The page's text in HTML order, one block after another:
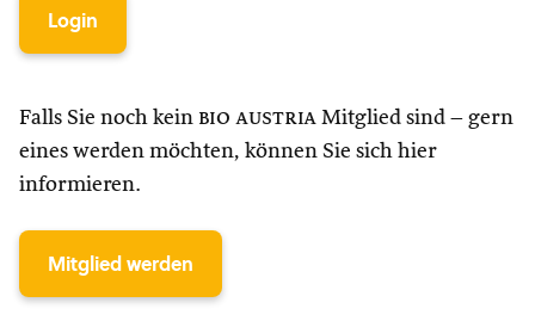
Login
Falls Sie noch kein bio austria Mitglied sind – gern
eines werden möchten, können Sie sich hier
informieren.
Mitglied werden